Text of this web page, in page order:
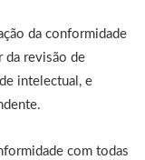
da conformidade
da revisão de
intelectual, e
com todas